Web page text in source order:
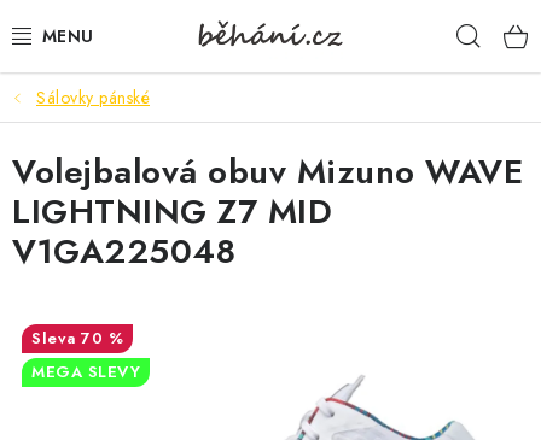
na
BOTY PÁNSKÉ
BOTY DÁMSKÉ
PÁNSKÉ OBLEČENÍ
DOPLŇKY
Sálovky pánské
Volejbalová obuv Mizuno WAVE
LIGHTNING Z7 MID
V1GA225048
70 %
MEGA SLEVY